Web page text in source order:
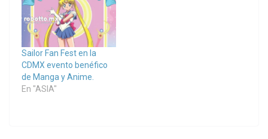
Sailor Fan Fest en la
CDMX evento benéfico
de Manga y Anime.
En "ASIA"